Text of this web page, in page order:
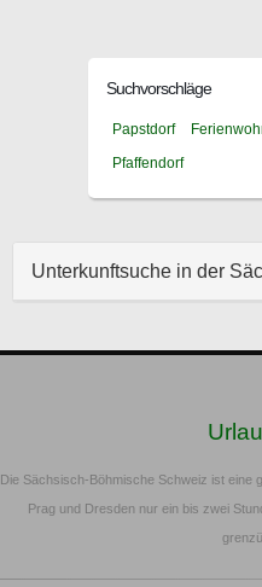
Suchvorschläge
Papstdorf
Pfaffendorf
Unterkunftsuche in der
Die Sächsisch-Böhmische Schweiz ist eine
Prag und Dresden nur ein bis zwei